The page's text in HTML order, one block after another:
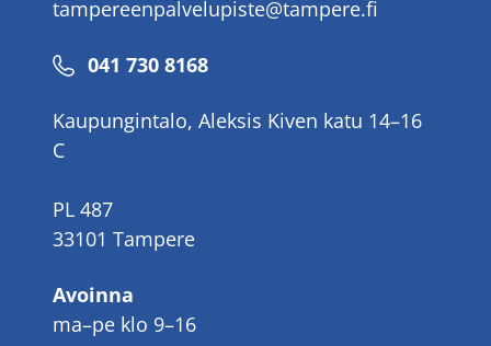
tampereenpalvelupiste@tampere.fi
Puhelinnumero
041 730 8168
Kaupungintalo, Aleksis Kiven katu 14–16
C
PL 487
33101 Tampere
Avoinna
ma–pe klo 9–16